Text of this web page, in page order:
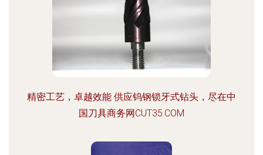
精密工艺，卓越效能 供应钨钢锁牙式钻头，尽在中
国刀具商务网CUT35.COM